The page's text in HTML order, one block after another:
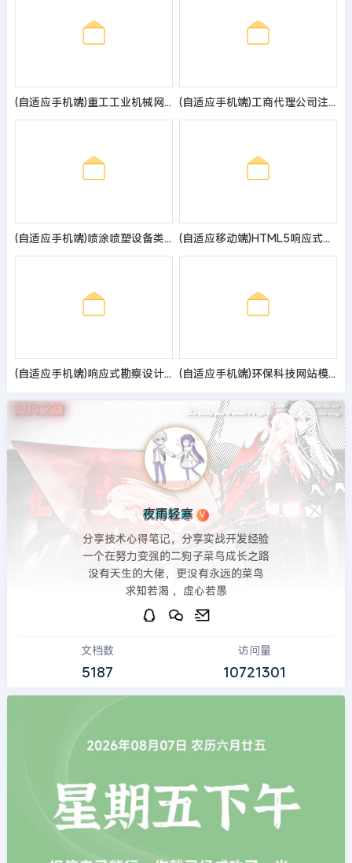
(自适应手机端)重工工业机械网站pbootcms模板 挖掘机机推土机网站源码 (自适应手机端)工商代理公司注册类pbootcms网站模板 财务会计类网站源码
(自适应手机端)喷涂喷塑设备类网站pbootcms模板 吹塑机械设备网站源码 (自适应移动端)HTML5响应式律师律所网站pbootcms模板 律师事务所网站源码
(自适应手机端)响应式勘察设计院蓝色网站pbootcms模板 政府单位商会协会网站源码 (自适应手机端)环保科技网站模板 蓝色环保设备网站源码下载 - 带三级栏目
夜雨轻寒 V
分享技术心得笔记，分享实战开发经验
一个在努力变强的二狗子菜鸟成长之路
没有天生的大佬，更没有永远的菜鸟
求知若渴 ，虚心若愚
文档数
5187
访问量
10721301